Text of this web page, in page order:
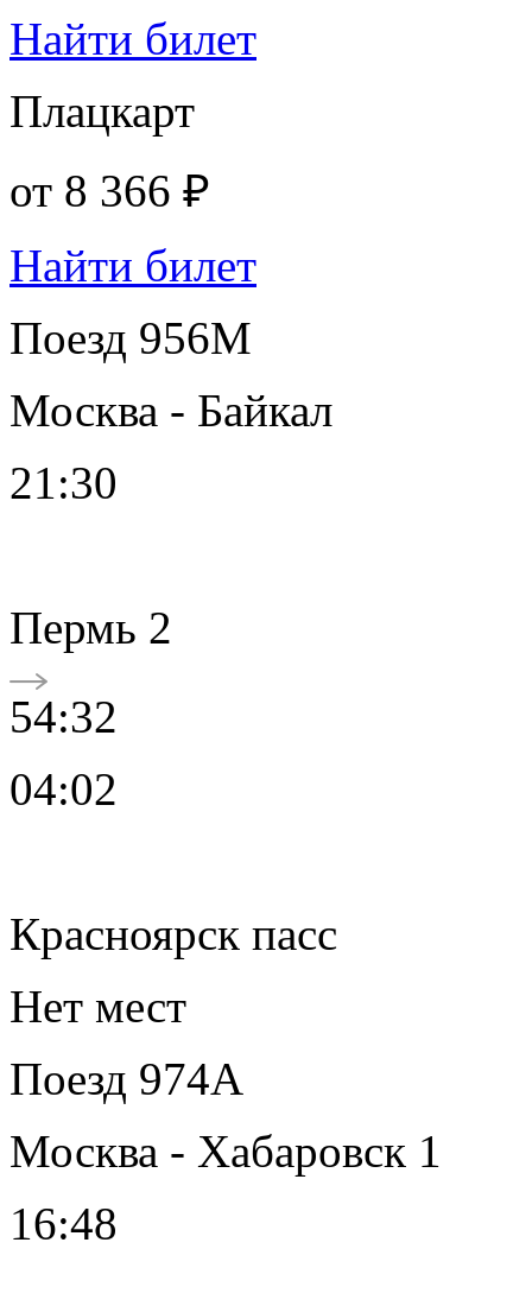
Найти билет
Плацкарт
от 8 366 ₽
Найти билет
Поезд 956М
Москва - Байкал
21:30
Пермь 2
54:32
04:02
Красноярск пасс
Нет мест
Поезд 974А
Москва - Хабаровск 1
16:48